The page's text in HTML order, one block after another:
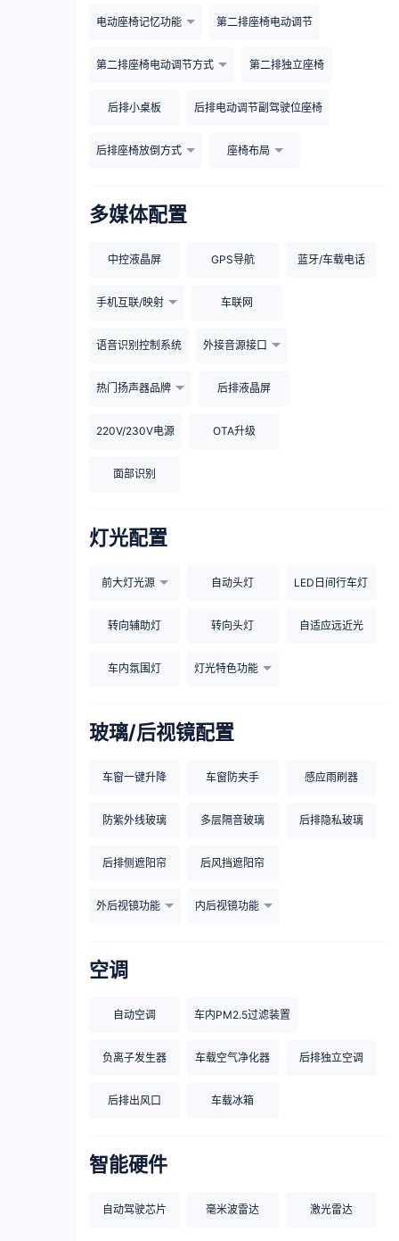
电动座椅记忆功能 第二排座椅电动调节
第二排座椅电动调节方式 第二排独立座椅
后排小桌板 后排电动调节副驾驶位座椅
后排座椅放倒方式 座椅布局
多媒体配置
中控液晶屏 GPS导航 蓝牙/车载电话
手机互联/映射 车联网
语音识别控制系统 外接音源接口
热门扬声器品牌 后排液晶屏
220V/230V电源 OTA升级
面部识别
灯光配置
前大灯光源 自动头灯 LED日间行车灯
转向辅助灯 转向头灯 自适应远近光
车内氛围灯 灯光特色功能
玻璃/后视镜配置
车窗一键升降 车窗防夹手 感应雨刷器
防紫外线玻璃 多层隔音玻璃 后排隐私玻璃
后排侧遮阳帘 后风挡遮阳帘
外后视镜功能 内后视镜功能
空调
自动空调 车内PM2.5过滤装置
负离子发生器 车载空气净化器 后排独立空调
后排出风口 车载冰箱
智能硬件
自动驾驶芯片 毫米波雷达 激光雷达